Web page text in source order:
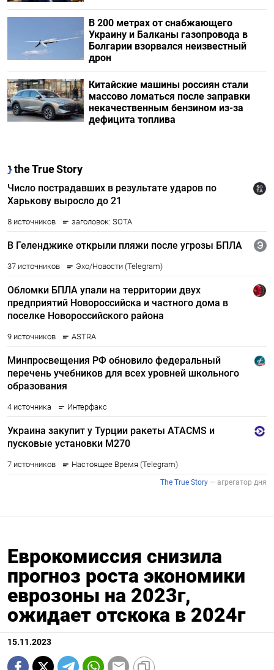
В 200 метрах от снабжающего
Украину и Балканы газопровода в
Болгарии взорвался неизвестный
дрон
Китайские машины россиян стали
массово ломаться после заправки
некачественным бензином из-за
дефицита топлива
Еврокомиссия снизила
прогноз роста экономики
еврозоны на 2023г,
ожидает отскока в 2024г
15.11.2023